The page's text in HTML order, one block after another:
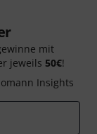
mit
jeweils 50€!
Insights